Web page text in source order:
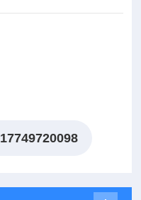
17749720098